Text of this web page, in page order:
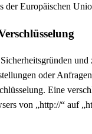
der Europäischen
oder
Eine
von „http://“ auf